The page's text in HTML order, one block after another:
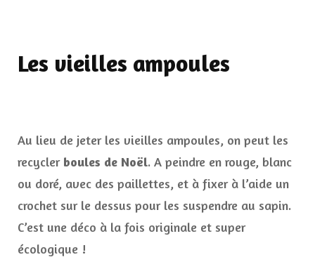
Les vieilles ampoules
Au lieu de jeter les vieilles ampoules, on peut les
recycler boules de Noël. A peindre en rouge, blanc
ou doré, avec des paillettes, et à fixer à l’aide un
crochet sur le dessus pour les suspendre au sapin.
C’est une déco à la fois originale et super
écologique !